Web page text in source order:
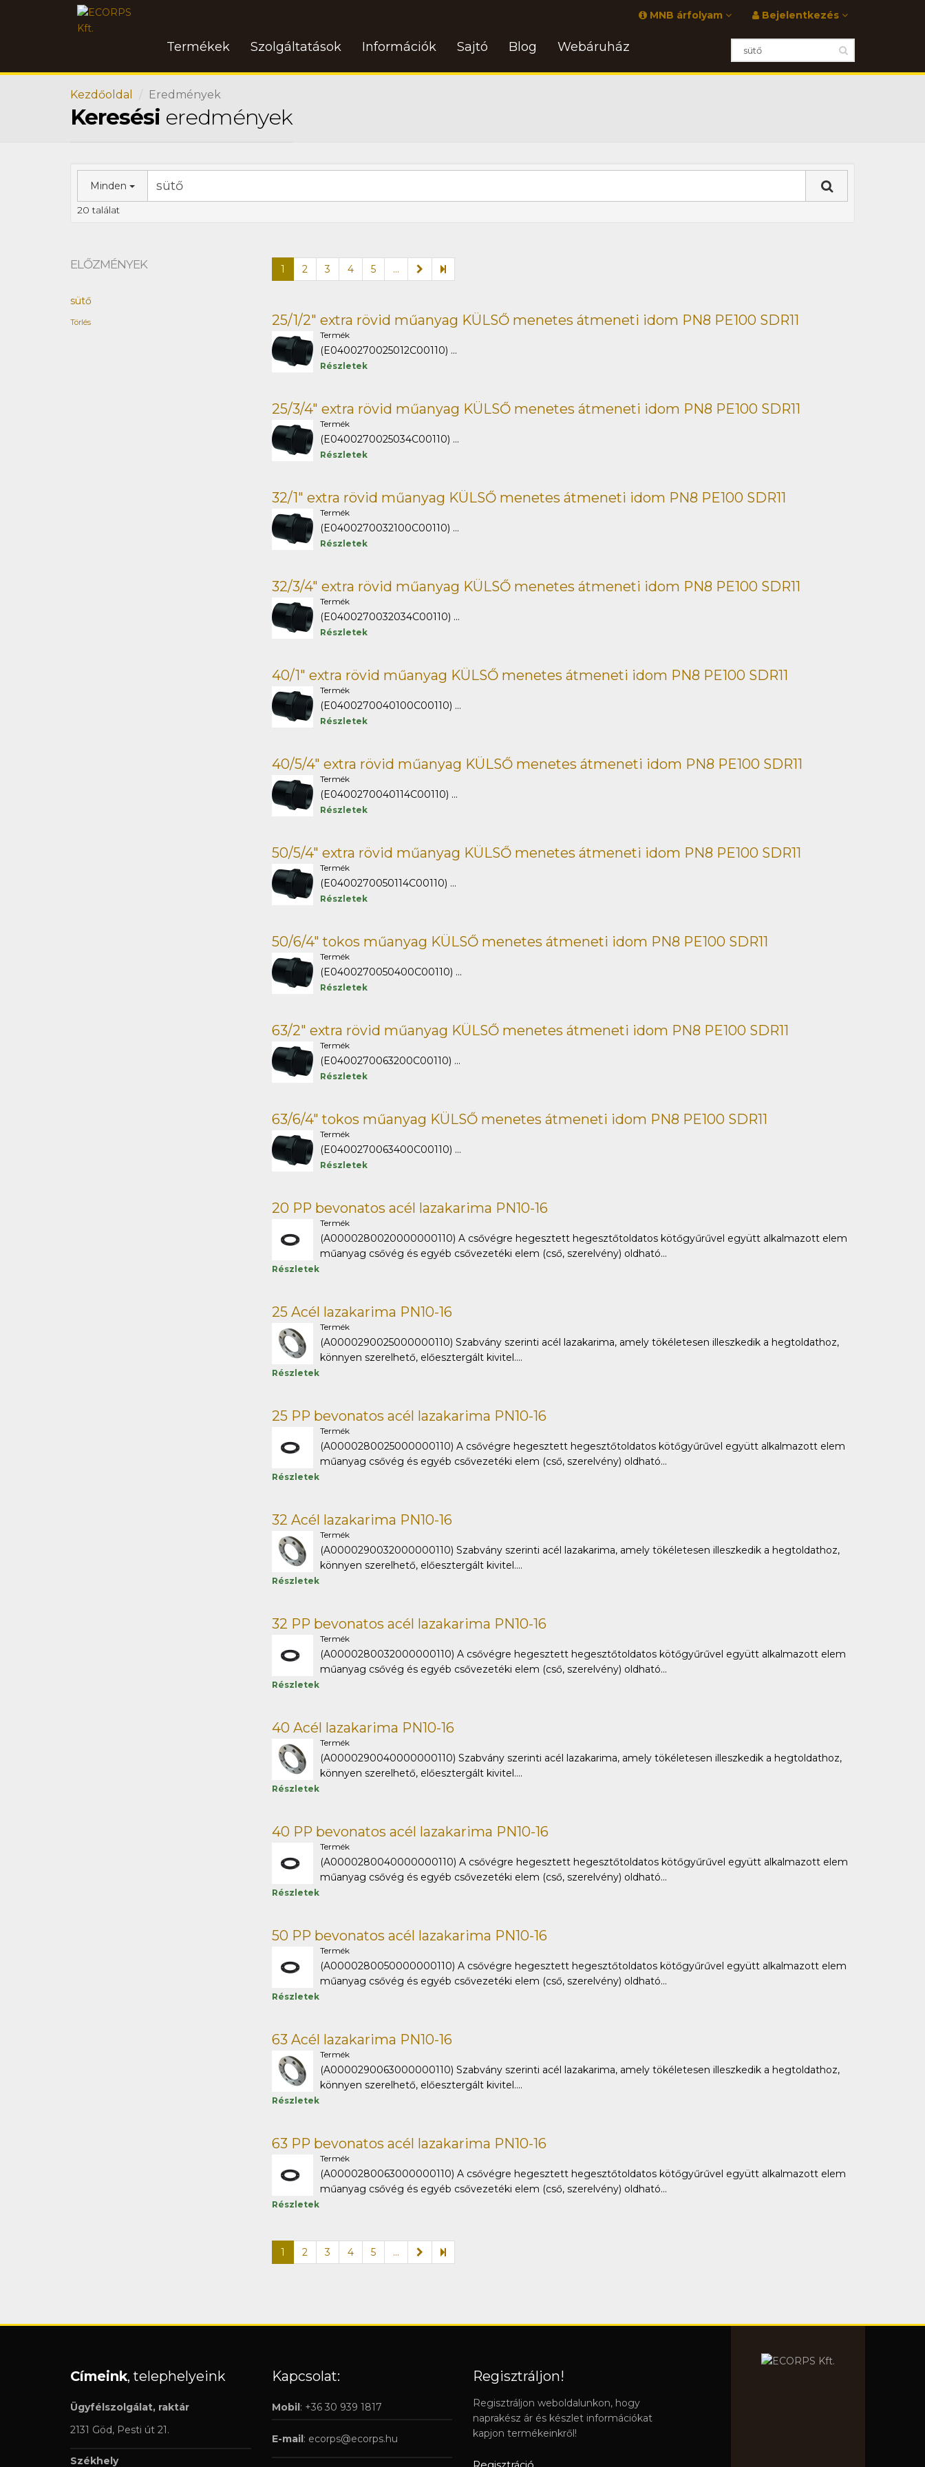
Bejelentkezés
MNB árfolyam
Termékek Szolgáltatások Információk Sajtó Blog Webáruház
Kezdőoldal Eredmények
Keresési eredmények
Minden
20 találat
ELŐZMÉNYEK
sütő
Törlés
1 2 3 4 5 ...
25/1/2" extra rövid műanyag KÜLSŐ menetes átmeneti idom PN8 PE100 SDR11
Termék
(E0400270025012C00110) ...
Részletek
25/3/4" extra rövid műanyag KÜLSŐ menetes átmeneti idom PN8 PE100 SDR11
Termék
(E0400270025034C00110) ...
Részletek
32/1" extra rövid műanyag KÜLSŐ menetes átmeneti idom PN8 PE100 SDR11
Termék
(E0400270032100C00110) ...
Részletek
32/3/4" extra rövid műanyag KÜLSŐ menetes átmeneti idom PN8 PE100 SDR11
Termék
(E0400270032034C00110) ...
Részletek
40/1" extra rövid műanyag KÜLSŐ menetes átmeneti idom PN8 PE100 SDR11
Termék
(E0400270040100C00110) ...
Részletek
40/5/4" extra rövid műanyag KÜLSŐ menetes átmeneti idom PN8 PE100 SDR11
Termék
(E0400270040114C00110) ...
Részletek
50/5/4" extra rövid műanyag KÜLSŐ menetes átmeneti idom PN8 PE100 SDR11
Termék
(E0400270050114C00110) ...
Részletek
50/6/4" tokos műanyag KÜLSŐ menetes átmeneti idom PN8 PE100 SDR11
Termék
(E0400270050400C00110) ...
Részletek
63/2" extra rövid műanyag KÜLSŐ menetes átmeneti idom PN8 PE100 SDR11
Termék
(E0400270063200C00110) ...
Részletek
63/6/4" tokos műanyag KÜLSŐ menetes átmeneti idom PN8 PE100 SDR11
Termék
(E0400270063400C00110) ...
Részletek
20 PP bevonatos acél lazakarima PN10-16
Termék
(A0000280020000000110) A csővégre hegesztett hegesztőtoldatos kötőgyűrűvel együtt alkalmazott elem
műanyag csővég és egyéb csővezetéki elem (cső, szerelvény) oldható...
Részletek
25 Acél lazakarima PN10-16
Termék
(A0000290025000000110) Szabvány szerinti acél lazakarima, amely tökéletesen illeszkedik a hegtoldathoz,
könnyen szerelhető, előesztergált kivitel....
Részletek
25 PP bevonatos acél lazakarima PN10-16
Termék
(A0000280025000000110) A csővégre hegesztett hegesztőtoldatos kötőgyűrűvel együtt alkalmazott elem
műanyag csővég és egyéb csővezetéki elem (cső, szerelvény) oldható...
Részletek
32 Acél lazakarima PN10-16
Termék
(A0000290032000000110) Szabvány szerinti acél lazakarima, amely tökéletesen illeszkedik a hegtoldathoz,
könnyen szerelhető, előesztergált kivitel....
Részletek
32 PP bevonatos acél lazakarima PN10-16
Termék
(A0000280032000000110) A csővégre hegesztett hegesztőtoldatos kötőgyűrűvel együtt alkalmazott elem
műanyag csővég és egyéb csővezetéki elem (cső, szerelvény) oldható...
Részletek
40 Acél lazakarima PN10-16
Termék
(A0000290040000000110) Szabvány szerinti acél lazakarima, amely tökéletesen illeszkedik a hegtoldathoz,
könnyen szerelhető, előesztergált kivitel....
Részletek
40 PP bevonatos acél lazakarima PN10-16
Termék
(A0000280040000000110) A csővégre hegesztett hegesztőtoldatos kötőgyűrűvel együtt alkalmazott elem
műanyag csővég és egyéb csővezetéki elem (cső, szerelvény) oldható...
Részletek
50 PP bevonatos acél lazakarima PN10-16
Termék
(A0000280050000000110) A csővégre hegesztett hegesztőtoldatos kötőgyűrűvel együtt alkalmazott elem
műanyag csővég és egyéb csővezetéki elem (cső, szerelvény) oldható...
Részletek
63 Acél lazakarima PN10-16
Termék
(A0000290063000000110) Szabvány szerinti acél lazakarima, amely tökéletesen illeszkedik a hegtoldathoz,
könnyen szerelhető, előesztergált kivitel....
Részletek
63 PP bevonatos acél lazakarima PN10-16
Termék
(A0000280063000000110) A csővégre hegesztett hegesztőtoldatos kötőgyűrűvel együtt alkalmazott elem
műanyag csővég és egyéb csővezetéki elem (cső, szerelvény) oldható...
Részletek
1 2 3 4 5 ...
Címeink, telephelyeink
Ügyfélszolgálat, raktár
2131 Göd, Pesti út 21.
Székhely
Kapcsolat:
Mobil: +36 30 939 1817
E-mail: ecorps@ecorps.hu
Regisztráljon!
Regisztráljon weboldalunkon, hogy
naprakész ár és készlet információkat
kapjon termékeinkről!